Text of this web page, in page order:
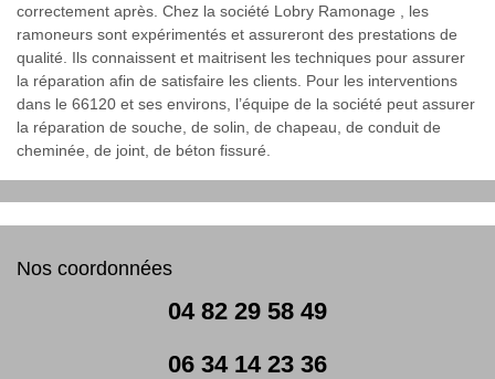
correctement après. Chez la société Lobry Ramonage , les
ramoneurs sont expérimentés et assureront des prestations de
qualité. Ils connaissent et maitrisent les techniques pour assurer
la réparation afin de satisfaire les clients. Pour les interventions
dans le 66120 et ses environs, l’équipe de la société peut assurer
la réparation de souche, de solin, de chapeau, de conduit de
cheminée, de joint, de béton fissuré.
Nos coordonnées
04 82 29 58 49
06 34 14 23 36